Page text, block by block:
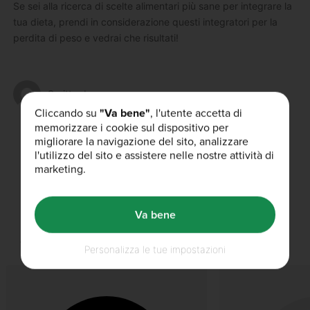
Se sei alla ricerca di scelte alimentari più sane per integrare la
tua dieta, prendi in considerazione questi integratori per la
perdita di peso e vedrai che risultati!
Scritto da
Ti è piaciuto questo articolo?
Cliccando su "Va bene", l'utente accetta di
memorizzare i cookie sul dispositivo per
migliorare la navigazione del sito, analizzare
l'utilizzo del sito e assistere nelle nostre attività di
marketing.
Personalizza le tue impostazioni
Va bene